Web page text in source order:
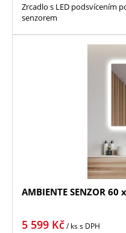
Zrcadlo s LED podsvícením
senzorem
AMBIENTE SENZOR 60
5 599 Kč/ kss DPH